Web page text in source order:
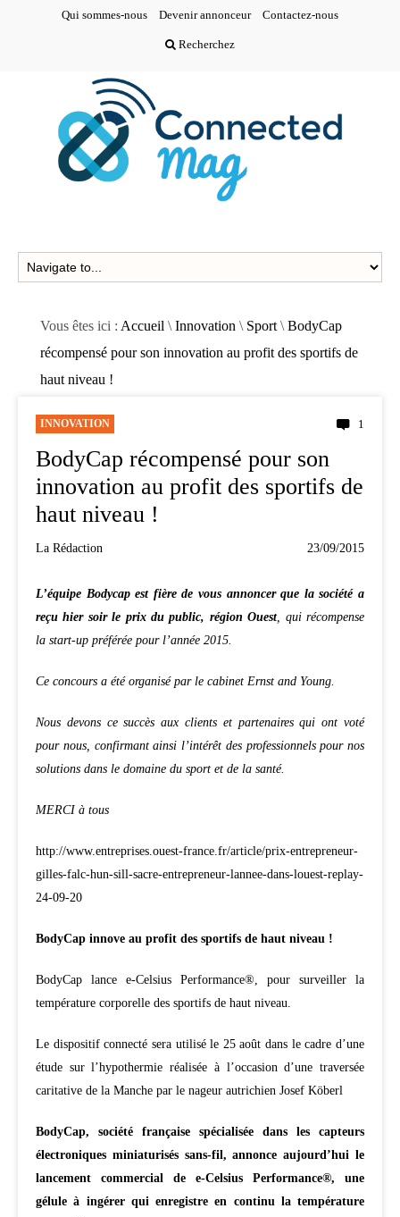
Qui sommes-nous Devenir annonceur Contactez-nous
Recherchez
Vous êtes ici : Accueil \ Innovation \ Sport \ BodyCap
récompensé pour son innovation au profit des sportifs de
haut niveau !
INNOVATION 1
BodyCap récompensé pour son
innovation au profit des sportifs de
haut niveau !
La Rédaction 23/09/2015
L’équipe Bodycap est fière de vous annoncer que la société a
reçu hier soir le prix du public, région Ouest, qui récompense
la start-up préférée pour l’année 2015.
Ce concours a été organisé par le cabinet Ernst and Young.
Nous devons ce succès aux clients et partenaires qui ont voté
pour nous, confirmant ainsi l’intérêt des professionnels pour nos
solutions dans le domaine du sport et de la santé.
MERCI à tous
http://www.entreprises.ouest-france.fr/article/prix-entrepreneur-
gilles-falc-hun-sill-sacre-entrepreneur-lannee-dans-louest-replay-
24-09-20
BodyCap innove au profit des sportifs de haut niveau !
BodyCap lance e-Celsius Performance®, pour surveiller la
température corporelle des sportifs de haut niveau.
Le dispositif connecté sera utilisé le 25 août dans le cadre d’une
étude sur l’hypothermie réalisée à l’occasion d’une traversée
caritative de la Manche par le nageur autrichien Josef Köberl
BodyCap, société française spécialisée dans les capteurs
électroniques miniaturisés sans-fil, annonce aujourd’hui le
lancement commercial de e-Celsius Performance®, une
gélule à ingérer qui enregistre en continu la température